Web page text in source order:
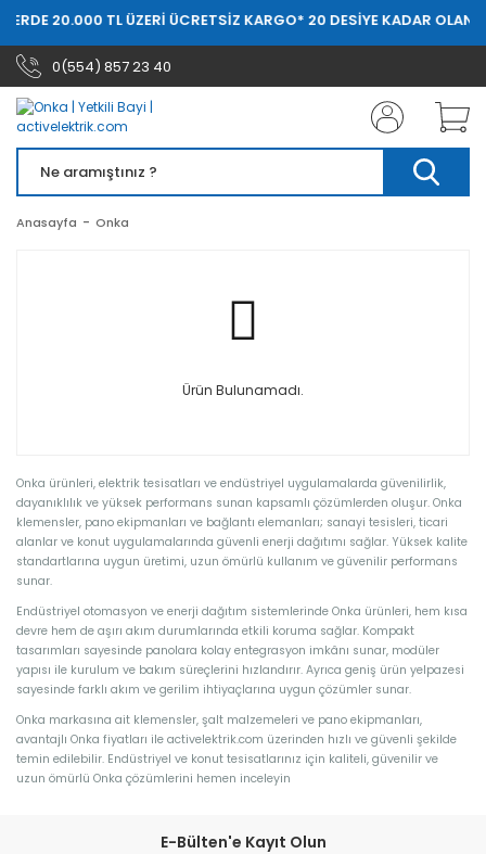
20.000 TL ÜZERİ ÜCRETSİZ KARGO* 20 DESİYE KADAR OLAN
0(554) 857 23 40
Anasayfa Onka
Ürün Bulunamadı.
Onka ürünleri, elektrik tesisatları ve endüstriyel uygulamalarda güvenilirlik,
dayanıklılık ve yüksek performans sunan kapsamlı çözümlerden oluşur. Onka
klemensler, pano ekipmanları ve bağlantı elemanları; sanayi tesisleri, ticari
alanlar ve konut uygulamalarında güvenli enerji dağıtımı sağlar. Yüksek kalite
standartlarına uygun üretimi, uzun ömürlü kullanım ve güvenilir performans
sunar.
Endüstriyel otomasyon ve enerji dağıtım sistemlerinde Onka ürünleri, hem kısa
devre hem de aşırı akım durumlarında etkili koruma sağlar. Kompakt
tasarımları sayesinde panolara kolay entegrasyon imkânı sunar, modüler
yapısı ile kurulum ve bakım süreçlerini hızlandırır. Ayrıca geniş ürün yelpazesi
sayesinde farklı akım ve gerilim ihtiyaçlarına uygun çözümler sunar.
Onka markasına ait klemensler, şalt malzemeleri ve pano ekipmanları,
avantajlı Onka fiyatları ile activelektrik.com üzerinden hızlı ve güvenli şekilde
temin edilebilir. Endüstriyel ve konut tesisatlarınız için kaliteli, güvenilir ve
uzun ömürlü Onka çözümlerini hemen inceleyin
E-Bülten'e Kayıt Olun